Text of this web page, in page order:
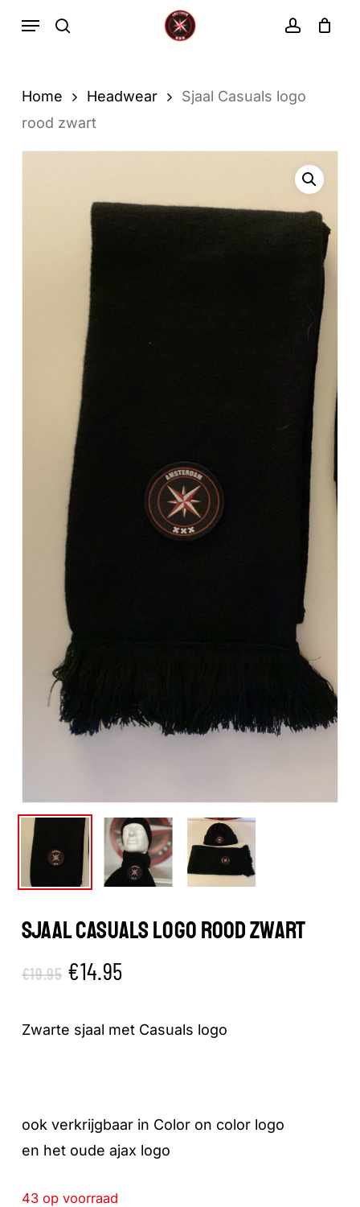
hoofdinhoud
zoekopdracht
Menu
Winkelwagen
Home Headwear
Sjaal Casuals logo
rood zwart
SJAAL CASUALS LOGO ROOD ZWART
€19.95 Oorspronkelijke
was:
€19.95.
€14.95Huidige
is:
€14.95.
Zwarte sjaal met Casuals logo
ook verkrijgbaar in Color on color logo
en het oude ajax logo
43 op voorraad